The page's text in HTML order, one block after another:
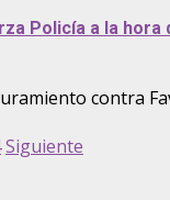
Policía a la
contra
Siguiente